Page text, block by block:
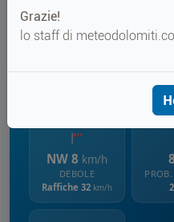
↑ 16° ↓ 9°
Passo dei Tauri
NW 8 km/h
DEBOLE
Raffiche 32 km/h
2
Grazie!
lo staff di